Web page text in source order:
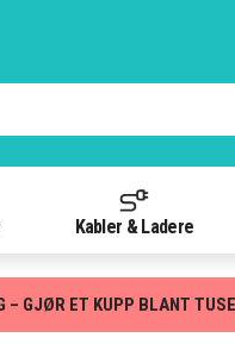
Kabler & Ladere
– GJØR ET KUPP BLANT